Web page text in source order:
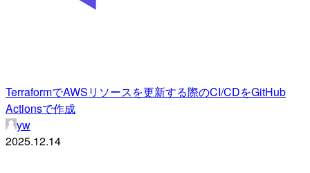
TerraformでAWSリソースを更新する際のCI/CDをGitHub
Actionsで作成
yw
2025.12.14